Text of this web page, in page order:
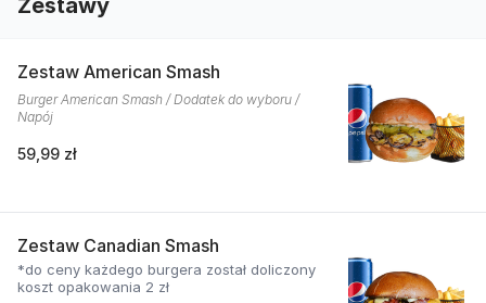
Zestawy
Zestaw American Smash
Burger American Smash / Dodatek do wyboru /
Napój
59,99 zł
Zestaw Canadian Smash
*do ceny każdego burgera został doliczony
koszt opakowania 2 zł